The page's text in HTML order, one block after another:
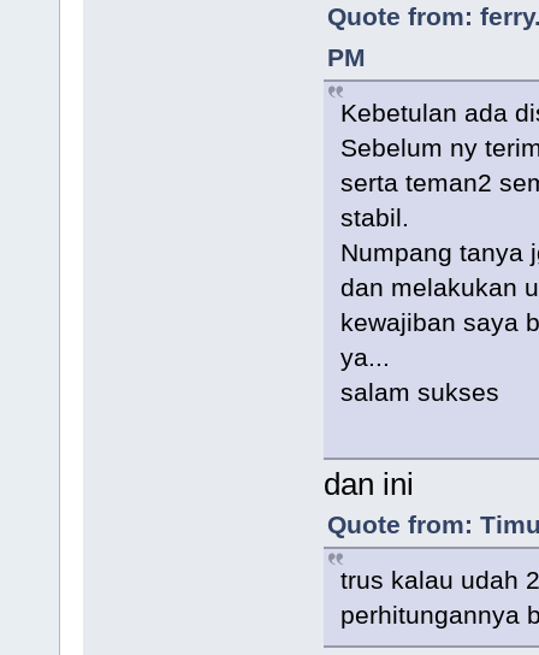
Quote from:
PM
Kebetulan ada
Sebelum ny
serta teman2
stabil.
Numpang tanya
dan melakukan
kewajiban saya
ya...
salam sukses
dan ini
Quote from:
trus kalau udah
perhitungannya